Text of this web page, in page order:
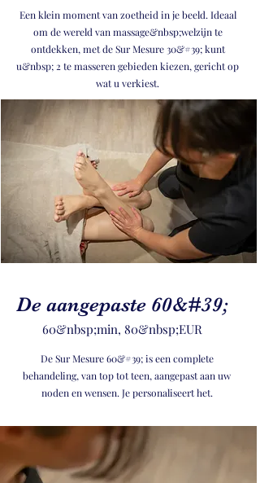
Een klein moment van zoetheid in je beeld. Ideaal
om de wereld van massage&nbsp;welzijn te
ontdekken, met de Sur Mesure 30&#39; kunt
u&nbsp; 2 te masseren gebieden kiezen, gericht op
wat u verkiest.
De aangepaste 60&#39;
60&nbsp;min, 80&nbsp;EUR
De Sur Mesure 60&#39; is een complete
behandeling, van top tot teen, aangepast aan uw
noden en wensen. Je personaliseert het.